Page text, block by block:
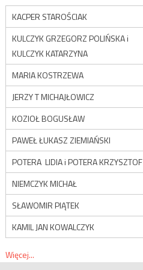
KACPER STAROŚCIAK
KULCZYK GRZEGORZ POLIŃSKA i
KULCZYK KATARZYNA
MARIA KOSTRZEWA
JERZY T MICHAJŁOWICZ
KOZIOŁ BOGUSŁAW
PAWEŁ ŁUKASZ ZIEMIAŃSKI
POTERA LIDIA i POTERA KRZYSZTOF
NIEMCZYK MICHAŁ
SŁAWOMIR PIĄTEK
KAMIL JAN KOWALCZYK
Więcej...